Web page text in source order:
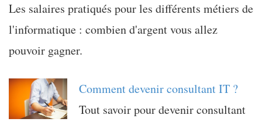
Les salaires pratiqués pour les différents métiers de
l'informatique : combien d'argent vous allez
pouvoir gagner.
Comment devenir consultant IT ?
Tout savoir pour devenir consultant